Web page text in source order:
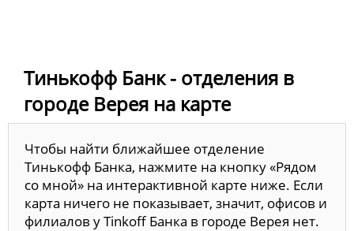
Тинькофф Банк - отделения в
городе Верея на карте
Чтобы найти ближайшее отделение
Тинькофф Банка, нажмите на кнопку «Рядом
со мной» на интерактивной карте ниже. Если
карта ничего не показывает, значит, офисов и
филиалов у Tinkoff Банка в городе Верея нет.